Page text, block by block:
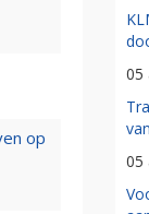
op
05
05